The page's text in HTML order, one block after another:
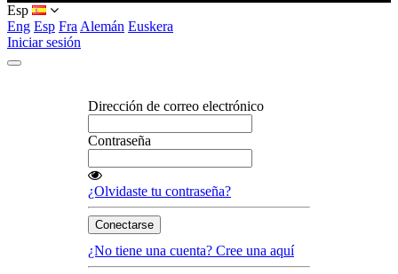
Esp
Eng Esp Fra Alemán Euskera
Iniciar sesión
Dirección de correo electrónico
Contraseña
¿Olvidaste tu contraseña?
Conectarse
¿No tiene una cuenta? Cree una aquí